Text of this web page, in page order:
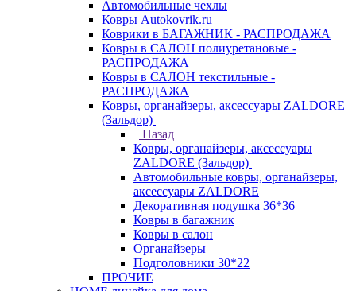
Автомобильные чехлы
Ковры Autokovrik.ru
Коврики в БАГАЖНИК - РАСПРОДАЖА
Ковры в САЛОН полиуретановые -
РАСПРОДАЖА
Ковры в САЛОН текстильные -
РАСПРОДАЖА
Ковры, органайзеры, аксессуары ZALDORE
(Зальдор)
Назад
Ковры, органайзеры, аксессуары
ZALDORE (Зальдор)
Автомобильные ковры, органайзеры,
аксессуары ZALDORE
Декоративная подушка 36*36
Ковры в багажник
Ковры в салон
Органайзеры
Подголовники 30*22
ПРОЧИЕ